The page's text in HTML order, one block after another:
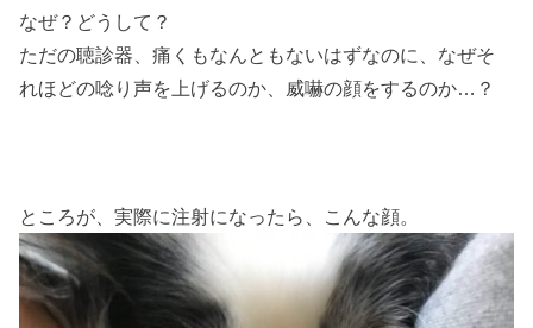
なぜ？どうして？
ただの聴診器、痛くもなんともないはずなのに、なぜそ
れほどの唸り声を上げるのか、威嚇の顔をするのか…？
ところが、実際に注射になったら、こんな顔。